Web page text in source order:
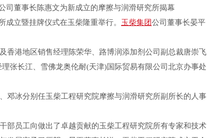
司董事长陈惠文为新成立的摩擦与润滑研究所揭幕
立暨挂牌仪式在玉柴隆重举行。 玉柴集团公司董事长晏平
港地区销售经理陈荣华、路博润添加剂公司副总裁唐崇飞
张长江、雪佛龙奥伦耐(天津)国际贸易有限公司北京办事处
冰分别任玉柴工程研究院摩擦与润滑研究所副所长的人事
部员工向做出了卓越贡献的玉柴工程研究院所有专家和技术